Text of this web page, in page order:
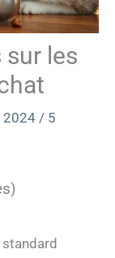
les
2024 / 5